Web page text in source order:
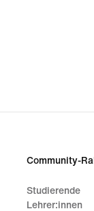
Community-
Studierende
Lehrer:innen